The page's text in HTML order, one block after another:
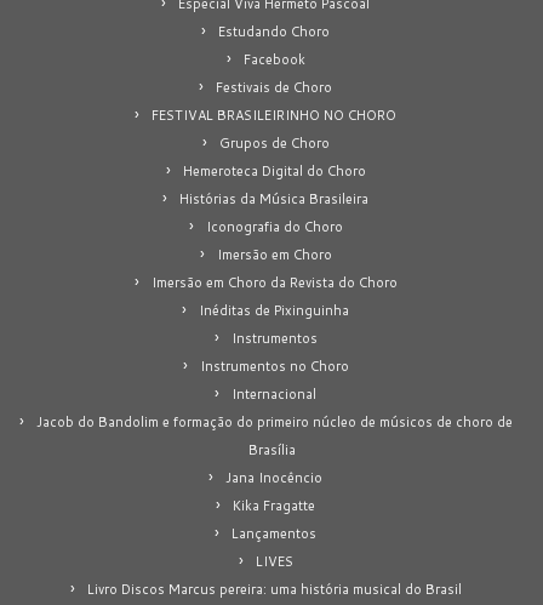
Estudando Choro
Facebook
Festivais de Choro
FESTIVAL BRASILEIRINHO NO CHORO
Grupos de Choro
Hemeroteca Digital do Choro
Histórias da Música Brasileira
Iconografia do Choro
Imersão em Choro
Imersão em Choro da Revista do Choro
Inéditas de Pixinguinha
Instrumentos
Instrumentos no Choro
Internacional
Jacob do Bandolim e formação do primeiro núcleo de músicos de choro de
Brasília
Jana Inocêncio
Kika Fragatte
Lançamentos
LIVES
Livro Discos Marcus pereira: uma história musical do Brasil